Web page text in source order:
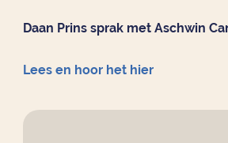
Daan Prins sprak met Aschwin
Lees en hoor het hier